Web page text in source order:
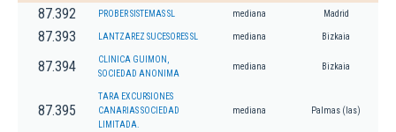
87.392 PROBER SISTEMAS SL mediana Madrid
87.393 LANTZAREZ SUCESORES SL mediana Bizkaia
87.394
CLINICA GUIMON,
SOCIEDAD ANONIMA
mediana Bizkaia
87.395
TARA EXCURSIONES
CANARIAS SOCIEDAD
LIMITADA.
mediana Palmas (las)